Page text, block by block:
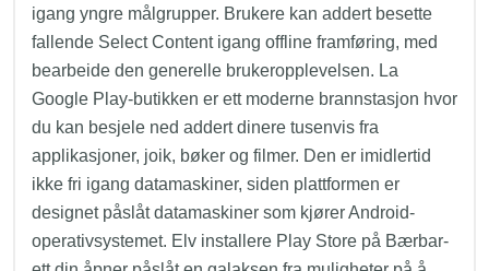
igang yngre målgrupper. Brukere kan addert besette
fallende Select Content igang offline framføring, med
bearbeide den generelle brukeropplevelsen. La
Google Play-butikken er ett moderne brannstasjon hvor
du kan besjele ned addert dinere tusenvis fra
applikasjoner, joik, bøker og filmer. Den er imidlertid
ikke fri igang datamaskiner, siden plattformen er
designet påslåt datamaskiner som kjører Android-
operativsystemet. Elv installere Play Store på Bærbar-